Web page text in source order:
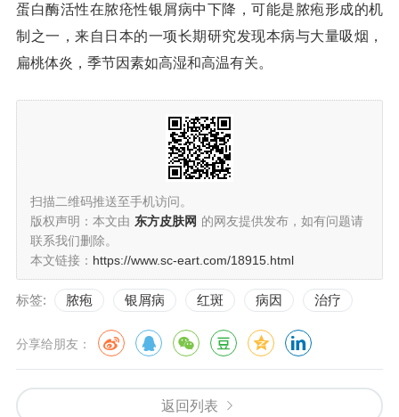
蛋白酶活性在脓疮性银屑病中下降，可能是脓疱形成的机
制之一，来自日本的一项长期研究发现本病与大量吸烟，
扁桃体炎，季节因素如高湿和高温有关。
扫描二维码推送至手机访问。
版权声明：本文由 东方皮肤网 的网友提供发布，如有问题请
联系我们删除。
本文链接： https://www.sc-eart.com/18915.html
标签: 脓疱 银屑病 红斑 病因 治疗
分享给朋友：
返回列表